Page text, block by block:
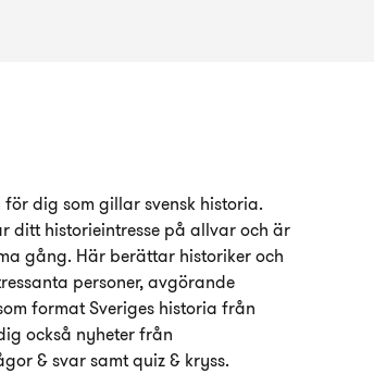
dig som gillar svensk historia.
ditt historieintresse på allvar och är
gång. Här berättar historiker och
personer, avgörande
format Sveriges historia från
också nyheter från
& svar samt quiz & kryss.